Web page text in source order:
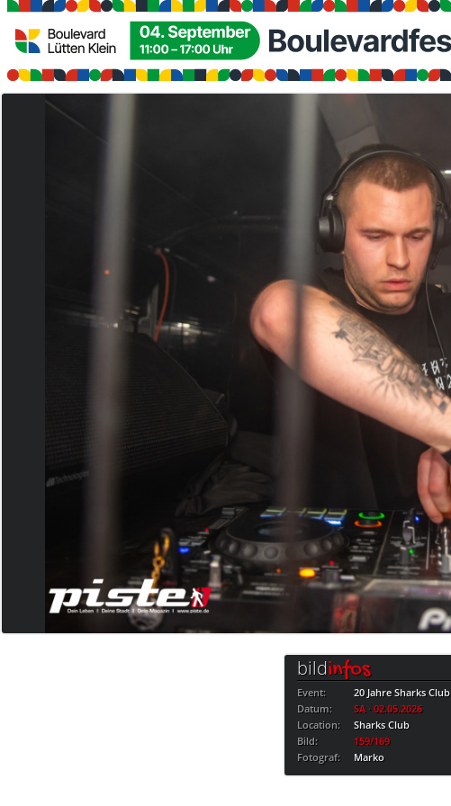
bildinfos
Event:
20 Jahre Sharks Club
Datum:
SA · 02.05.2026
Location:
Sharks Club
Bild:
159/169
Fotograf:
Marko